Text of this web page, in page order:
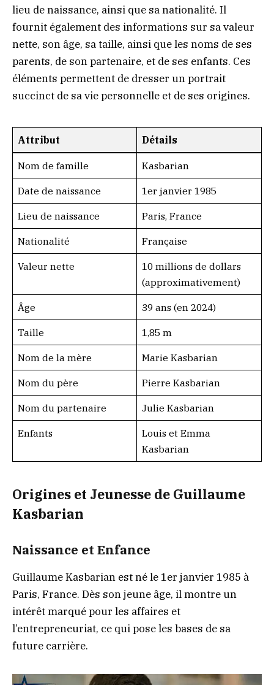
lieu de naissance, ainsi que sa nationalité. Il
fournit également des informations sur sa valeur
nette, son âge, sa taille, ainsi que les noms de ses
parents, de son partenaire, et de ses enfants. Ces
éléments permettent de dresser un portrait
succinct de sa vie personnelle et de ses origines.
Attribut Détails
Nom de famille Kasbarian
Date de naissance 1er janvier 1985
Lieu de naissance Paris, France
Nationalité Française
Valeur nette
10 millions de dollars
(approximativement)
Âge 39 ans (en 2024)
Taille 1,85 m
Nom de la mère Marie Kasbarian
Nom du père Pierre Kasbarian
Nom du partenaire Julie Kasbarian
Enfants
Louis et Emma
Kasbarian
Origines et Jeunesse de Guillaume
Kasbarian
Naissance et Enfance
Guillaume Kasbarian est né le 1er janvier 1985 à
Paris, France. Dès son jeune âge, il montre un
intérêt marqué pour les affaires et
l’entrepreneuriat, ce qui pose les bases de sa
future carrière.